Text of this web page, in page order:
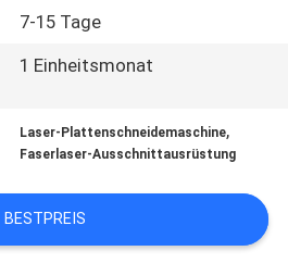
7-15 Tage
1 Einheitsmonat
Laser-Plattenschneidemaschine,
Faserlaser-Ausschnittausrüstung
BESTPREIS